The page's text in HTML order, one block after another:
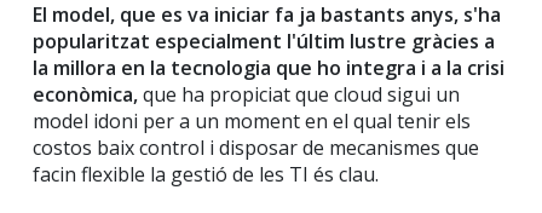
El model, que es va iniciar fa ja bastants anys, s'ha
popularitzat especialment l'últim lustre gràcies a
la millora en la tecnologia que ho integra i a la crisi
econòmica,que ha propiciat que cloud sigui un
model idoni per a un moment en el qual tenir els
costos baix control i disposar de mecanismes que
facin flexible la gestió de les TI és clau.